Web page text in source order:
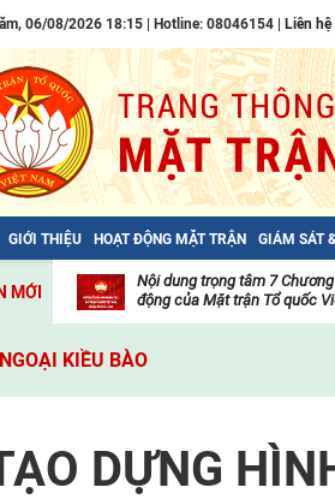
06/08/2026 18:15 | Hotline: 08046154 | Liên hệ
GIỚI THIỆU HOẠT ĐỘNG MẶT TRẬN GIÁM SÁT
MỚI
viện
Nội dung trọng tâm 7
động của Mặt trận Tổ quốc
KIỀU BÀO
DỰNG